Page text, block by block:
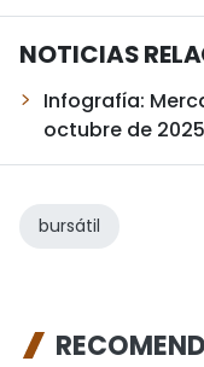
NOTICIAS
Infografía:
octubre de 2025
bursátil